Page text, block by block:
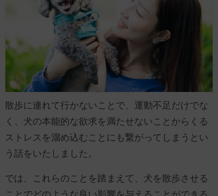
散歩に連れて行かないことで、運動不足だけでな
く、犬の本能的な欲求を満たせないことからくる
ストレスを溜め込むことにも繋がってしまうとい
う話をいたしました。
では、これらのことを踏まえて、犬を散歩させる